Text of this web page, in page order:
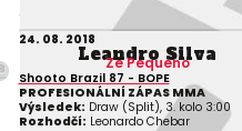
24. 08. 2018
Leandro Silva
Ze Pequeno
Shooto Brazil 87 - BOPE
PROFESIONÁLNÍ ZÁPAS MMA
Výsledek: Draw (Split), 3. kolo 3:00
Rozhodčí: Leonardo Chebar